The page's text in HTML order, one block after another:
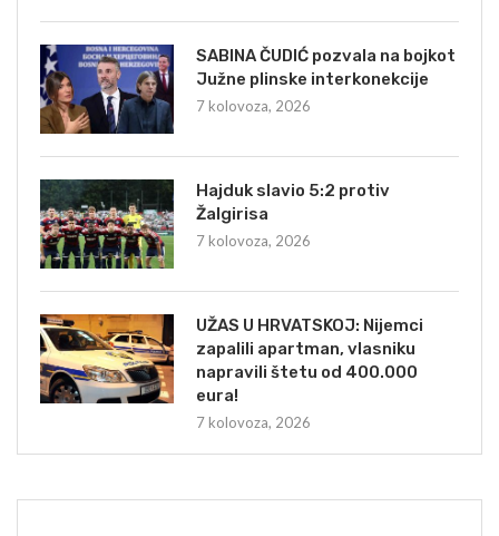
SABINA ČUDIĆ pozvala na bojkot
Južne plinske interkonekcije
7 kolovoza, 2026
Hajduk slavio 5:2 protiv
Žalgirisa
7 kolovoza, 2026
UŽAS U HRVATSKOJ: Nijemci
zapalili apartman, vlasniku
napravili štetu od 400.000
eura!
7 kolovoza, 2026